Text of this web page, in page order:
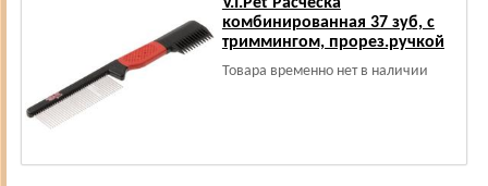
комбинированная 37 зуб, с
триммингом, прорез.ручкой
Товара временно нет в наличии